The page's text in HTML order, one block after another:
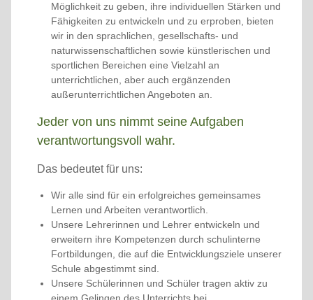
Möglichkeit zu geben, ihre individuellen Stärken und
Fähigkeiten zu entwickeln und zu erproben, bieten
wir in den sprachlichen, gesellschafts- und
naturwissenschaftlichen sowie künstlerischen und
sportlichen Bereichen eine Vielzahl an
unterrichtlichen, aber auch ergänzenden
außerunterrichtlichen Angeboten an.
Jeder von uns nimmt seine Aufgaben
verantwortungsvoll wahr.
Das bedeutet für uns:
Wir alle sind für ein erfolgreiches gemeinsames
Lernen und Arbeiten verantwortlich.
Unsere Lehrerinnen und Lehrer entwickeln und
erweitern ihre Kompetenzen durch schulinterne
Fortbildungen, die auf die Entwicklungsziele unserer
Schule abgestimmt sind.
Unsere Schülerinnen und Schüler tragen aktiv zu